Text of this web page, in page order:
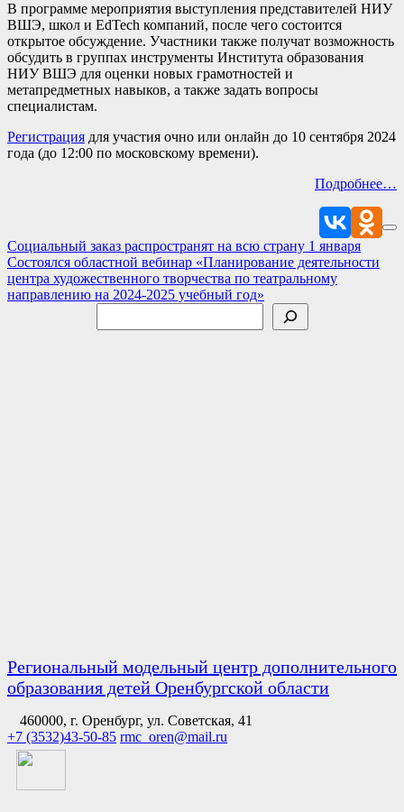
В программе мероприятия выступления представителей НИУ
ВШЭ, школ и EdTech компаний, после чего состоится
открытое обсуждение. Участники также получат возможность
обсудить в группах инструменты Института образования
НИУ ВШЭ для оценки новых грамотностей и
метапредметных навыков, а также задать вопросы
специалистам.
Регистрация для участия очно или онлайн до 10 сентября 2024
года (до 12:00 по московскому времени).
Подробнее…
Навигация
по
записям
Социальный заказ распространят на всю страну 1 января
Состоялся областной вебинар «Планирование деятельности
центра художественного творчества по театральному
направлению на 2024-2025 учебный год»
Региональный модельный центр дополнительного
образования детей Оренбургской области
460000, г. Оренбург, ул. Советская, 41
+7 (3532)43-50-85 rmc_oren@mail.ru